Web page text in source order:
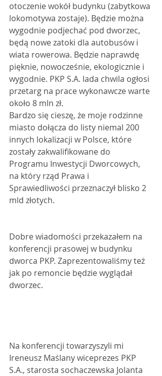
otoczenie wokół budynku (zabytkowa
lokomotywa zostaje). Będzie można
wygodnie podjechać pod dworzec,
będą nowe zatoki dla autobusów i
wiata rowerowa. Będzie naprawdę
pięknie, nowocześnie, ekologicznie i
wygodnie. PKP S.A. lada chwila ogłosi
przetarg na prace wykonawcze warte
około 8 mln zł.
Bardzo się cieszę, że moje rodzinne
miasto dołącza do listy niemal 200
innych lokalizacji w Polsce, które
zostały zakwalifikowane do
Programu Inwestycji Dworcowych,
na który rząd Prawa i
Sprawiedliwości przeznaczył blisko 2
mld złotych.
Dobre wiadomości przekazałem na
konferencji prasowej w budynku
dworca PKP. Zaprezentowaliśmy też
jak po remoncie będzie wyglądał
dworzec.
Na konferencji towarzyszyli mi
Ireneusz Maślany wiceprezes PKP
S.A., starosta sochaczewska Jolanta